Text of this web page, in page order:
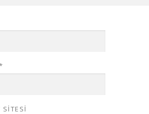
SITESI